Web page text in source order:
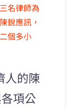
名律師為
銳應訊，
個多小
人的陳
項公